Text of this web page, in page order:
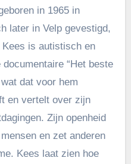
in 1965 in
later in Velp gevestigd,
is autistisch en
“Het beste
dat voor hem
en vertelt over zijn
Zijn openheid
en zet anderen
Kees laat zien hoe